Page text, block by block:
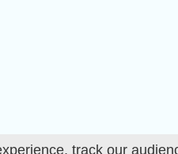
track our